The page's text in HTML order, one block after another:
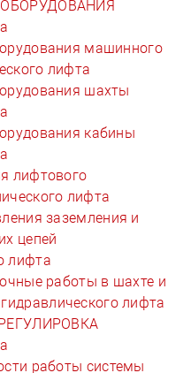
машинного
лифта
шахты
кабины
лифтового
лифта
заземления и
цепей
лифта
работы в шахте и
лифта
работы системы